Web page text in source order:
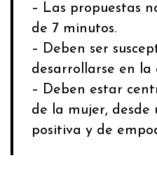
– Las propuestas
de 7 minutos.
– Deben ser
desarrollarse en la
– Deben estar
de la mujer, desde
positiva y de